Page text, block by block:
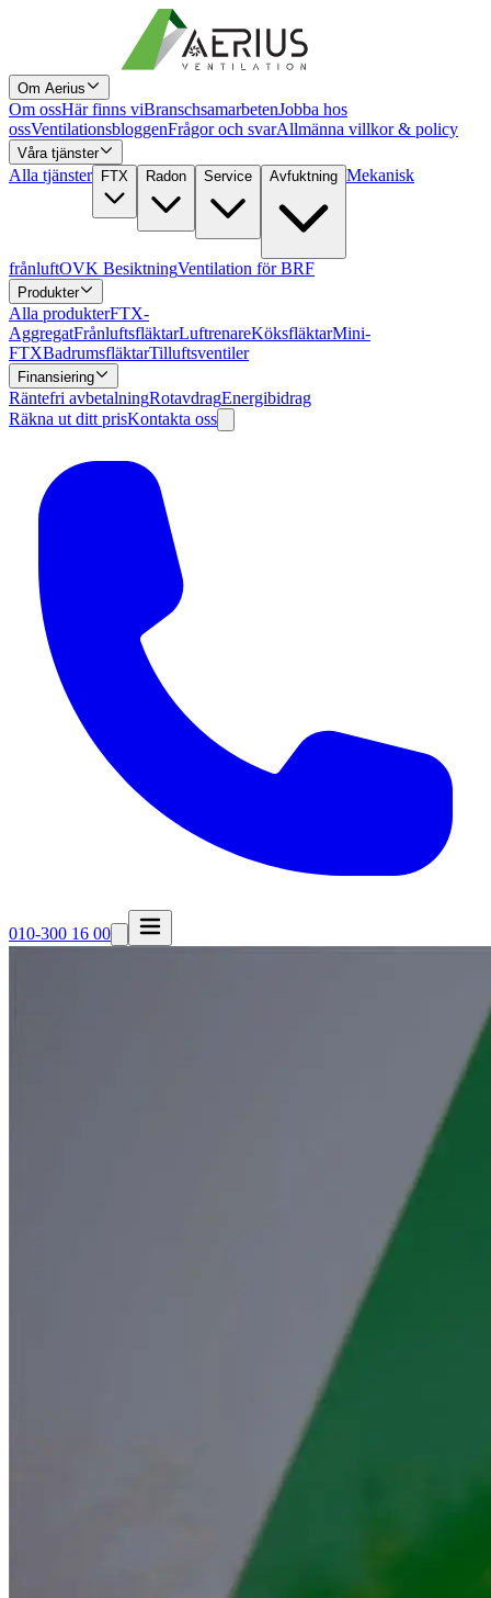
Om Aerius
Om ossHär finns viBranschsamarbetenJobba hos
ossVentilationsbloggenFrågor och svarAllmänna villkor & policy
Våra tjänster
Alla tjänster FTX Radon Service Avfuktning Mekanisk
frånluftOVK BesiktningVentilation för BRF
Produkter
Alla produkterFTX-
AggregatFrånluftsfläktarLuftrenareKöksfläktarMini-
FTXBadrumsfläktarTilluftsventiler
Finansiering
Räntefri avbetalningRotavdragEnergibidrag
Räkna ut ditt prisKontakta oss
010-300 16 00